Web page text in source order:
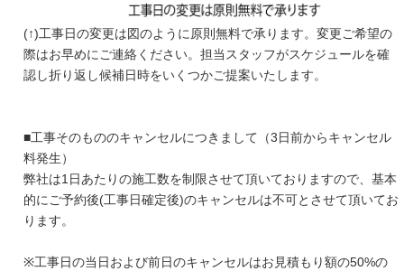
(↑)工事日の変更は図のように原則無料で承ります。変更ご希望の
際はお早めにご連絡ください。担当スタッフがスケジュールを確
認し折り返し候補日時をいくつかご提案いたします。
■工事そのもののキャンセルにつきまして（3日前からキャンセル
料発生）
弊社は1日あたりの施工数を制限させて頂いておりますので、基本
的にご予約後(工事日確定後)のキャンセルは不可とさせて頂いてお
ります。
※工事日の当日および前日のキャンセルはお見積もり額の50%の